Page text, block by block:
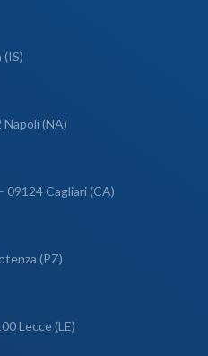
(NA)
09124 Cagliari (CA)
(PZ)
Lecce (LE)